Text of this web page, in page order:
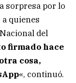
sorpresa por lo
quienes
del
firmado hace
cosa,
«, continuó.